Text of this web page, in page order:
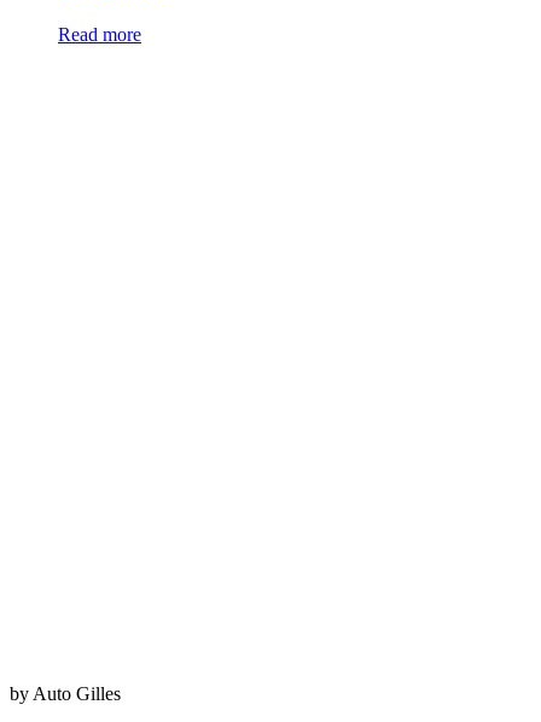
Read more
by Auto Gilles